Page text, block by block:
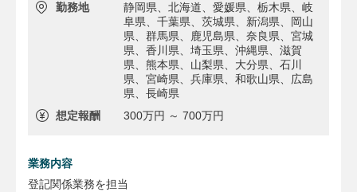
勤務地
静岡県、北海道、愛媛県、栃木県、岐
阜県、千葉県、茨城県、新潟県、岡山
県、群馬県、鹿児島県、奈良県、宮城
県、香川県、埼玉県、沖縄県、滋賀
県、熊本県、山梨県、大分県、石川
県、宮崎県、兵庫県、和歌山県、広島
県、長崎県
想定報酬
300万円 ～ 700万円
業務内容
登記関係業務を担当